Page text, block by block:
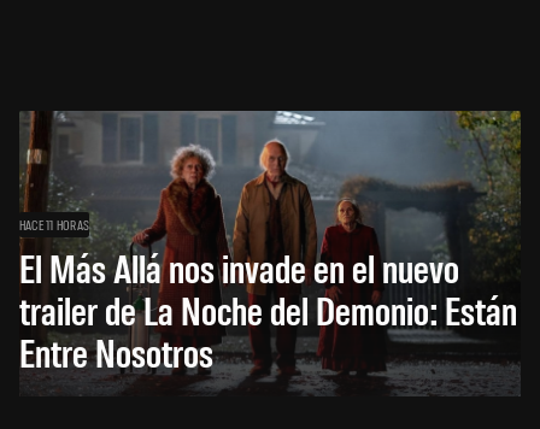
HACE 11 HORAS
El Más Allá nos invade en el nuevo
trailer de La Noche del Demonio: Están
Entre Nosotros